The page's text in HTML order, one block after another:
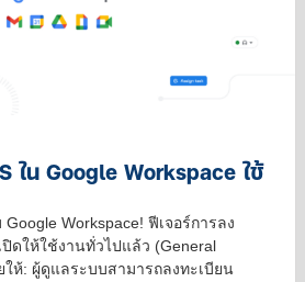
ใน Google Workspace ใช้
Workspace! ฟีเจอร์การลง
ดให้ใช้งานทั่วไปแล้ว (General
ให้: ผู้ดูแลระบบสามารถลงทะเบียน